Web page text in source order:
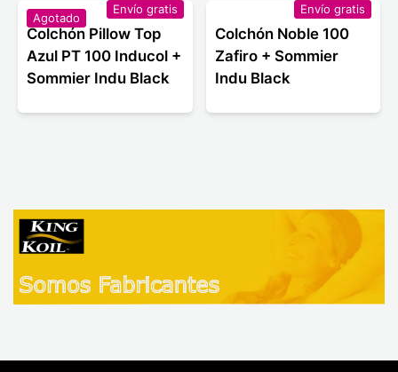
Agotado
Envío gratis
Colchón Pillow Top
Azul PT 100 Inducol +
Sommier Indu Black
Envío gratis
Colchón Noble 100
Zafiro + Sommier
Indu Black